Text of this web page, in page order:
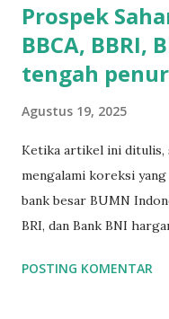
Prospek
BBCA, BBRI,
tengah
Agustus 19, 2025
Ketika artikel ini ditulis,
mengalami koreksi
bank besar BUMN
BRI, dan Bank BNI
Bank swasta terbesar
POSTING KOMENTAR